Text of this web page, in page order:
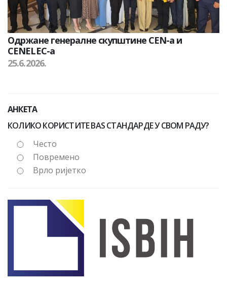
Одржане генералне скупштине CEN-а и
CENELEC-а
25.6.2026.
АНКЕТА
КОЛИКО КОРИСТИТЕ BAS СТАНДАРДЕ У СВОМ РАДУ?
Често
Повремено
Врло ријетко